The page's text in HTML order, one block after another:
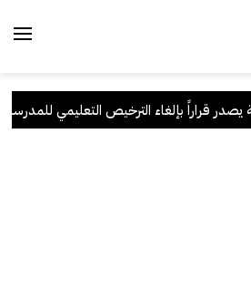
يصدر قراراً بإلغاء الترخيص التعليمي للمدرسة